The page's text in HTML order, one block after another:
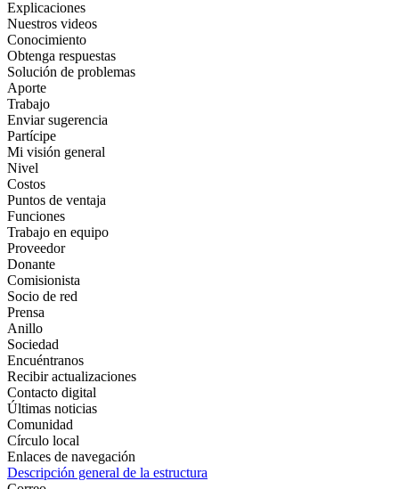
Explicaciones
Nuestros videos
Conocimiento
Obtenga respuestas
Solución de problemas
Aporte
Trabajo
Enviar sugerencia
Partícipe
Mi visión general
Nivel
Costos
Puntos de ventaja
Funciones
Trabajo en equipo
Proveedor
Donante
Comisionista
Socio de red
Prensa
Anillo
Sociedad
Encuéntranos
Recibir actualizaciones
Contacto digital
Últimas noticias
Comunidad
Círculo local
Enlaces de navegación
Descripción general de la estructura